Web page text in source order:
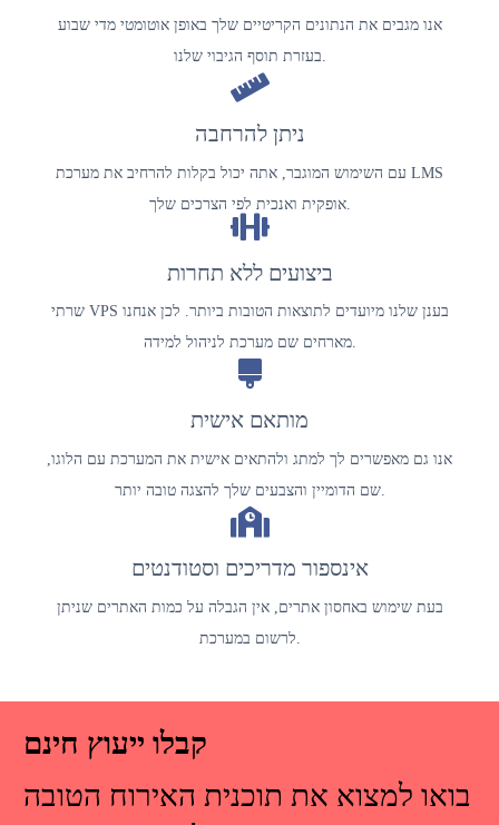
אנו מגבים את הנתונים הקריטיים שלך באופן אוטומטי מדי שבוע
בעזרת תוסף הגיבוי שלנו.
ניתן להרחבה
עם השימוש המוגבר, אתה יכול בקלות להרחיב את מערכת LMS
אופקית ואנכית לפי הצרכים שלך.
ביצועים ללא תחרות
שרתי VPS בענן שלנו מיועדים לתוצאות הטובות ביותר. לכן אנחנו
מארחים שם מערכת לניהול למידה.
מותאם אישית
אנו גם מאפשרים לך למתג ולהתאים אישית את המערכת עם הלוגו,
שם הדומיין והצבעים שלך להצגה טובה יותר.
אינספור מדריכים וסטודנטים
בעת שימוש באחסון אתרים, אין הגבלה על כמות האתרים שניתן
קבלו ייעוץ חינם
בואו למצוא את תוכנית האירוח הטובה